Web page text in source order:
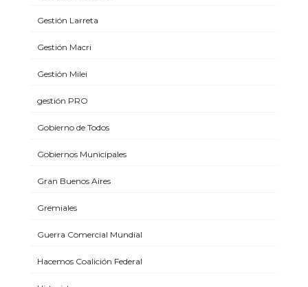
Gestión Larreta
Gestión Macri
Gestión Milei
gestión PRO
Gobierno de Todos
Gobiernos Municipales
Gran Buenos Aires
Gremiales
Guerra Comercial Mundial
Hacemos Coalición Federal